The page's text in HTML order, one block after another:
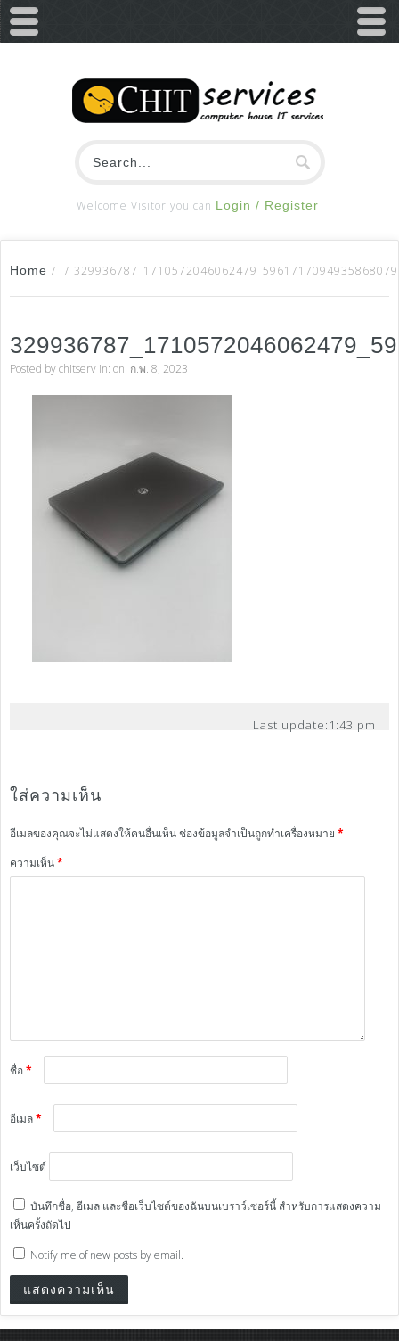
Welcome Visitor you can Login / Register
Home / /
Posted bychitserv in: on: ก.พ. 8, 2023
Last update: 1:43 pm
ใส่ความเห็น
อีเมลของคุณจะไม่แสดงให้คนอื่นเห็นช่องข้อมูลจำเป็นถูกทำเครื่องหมาย *
ความเห็น*
ชื่อ*
อีเมล*
เว็บไซต์
บันทึกชื่อ, อีเมล และชื่อเว็บไซต์ของฉันบนเบราว์เซอร์นี้ สำหรับการแสดงความ
เห็นครั้งถัดไป
Notify me of new posts by email.